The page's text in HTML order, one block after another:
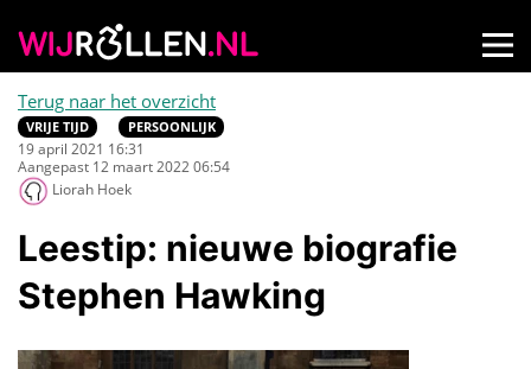
Terug naar het overzicht
VRIJE TIJD PERSOONLIJK
19 april 2021 16:31
Aangepast 12 maart 2022 06:54
Liorah Hoek
Leestip: nieuwe biografie
Stephen Hawking